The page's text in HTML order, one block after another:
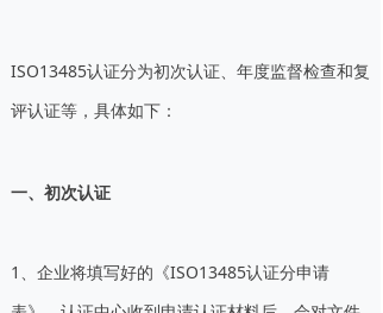
ISO13485认证分为初次认证、年度监督检查和复
评认证等，具体如下：
一、初次认证
1、企业将填写好的《ISO13485认证分申请